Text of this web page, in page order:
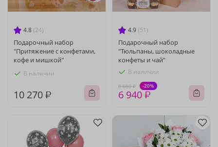
4.8 (24)
Подарочный набор
"Притяжение с конфетами,
кофе и мишкой"
В наличии
10 270 ₽
4.9 (51)
Подарочный набор
"Тюльпаны, шоколадные
конфеты и чай"
В наличии
8 680 ₽ -20%
6 940 ₽